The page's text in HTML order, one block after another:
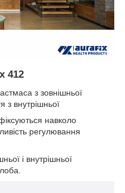
412
з зовнішньої
з внутрішньої
навколо
регулювання
і внутрішньої